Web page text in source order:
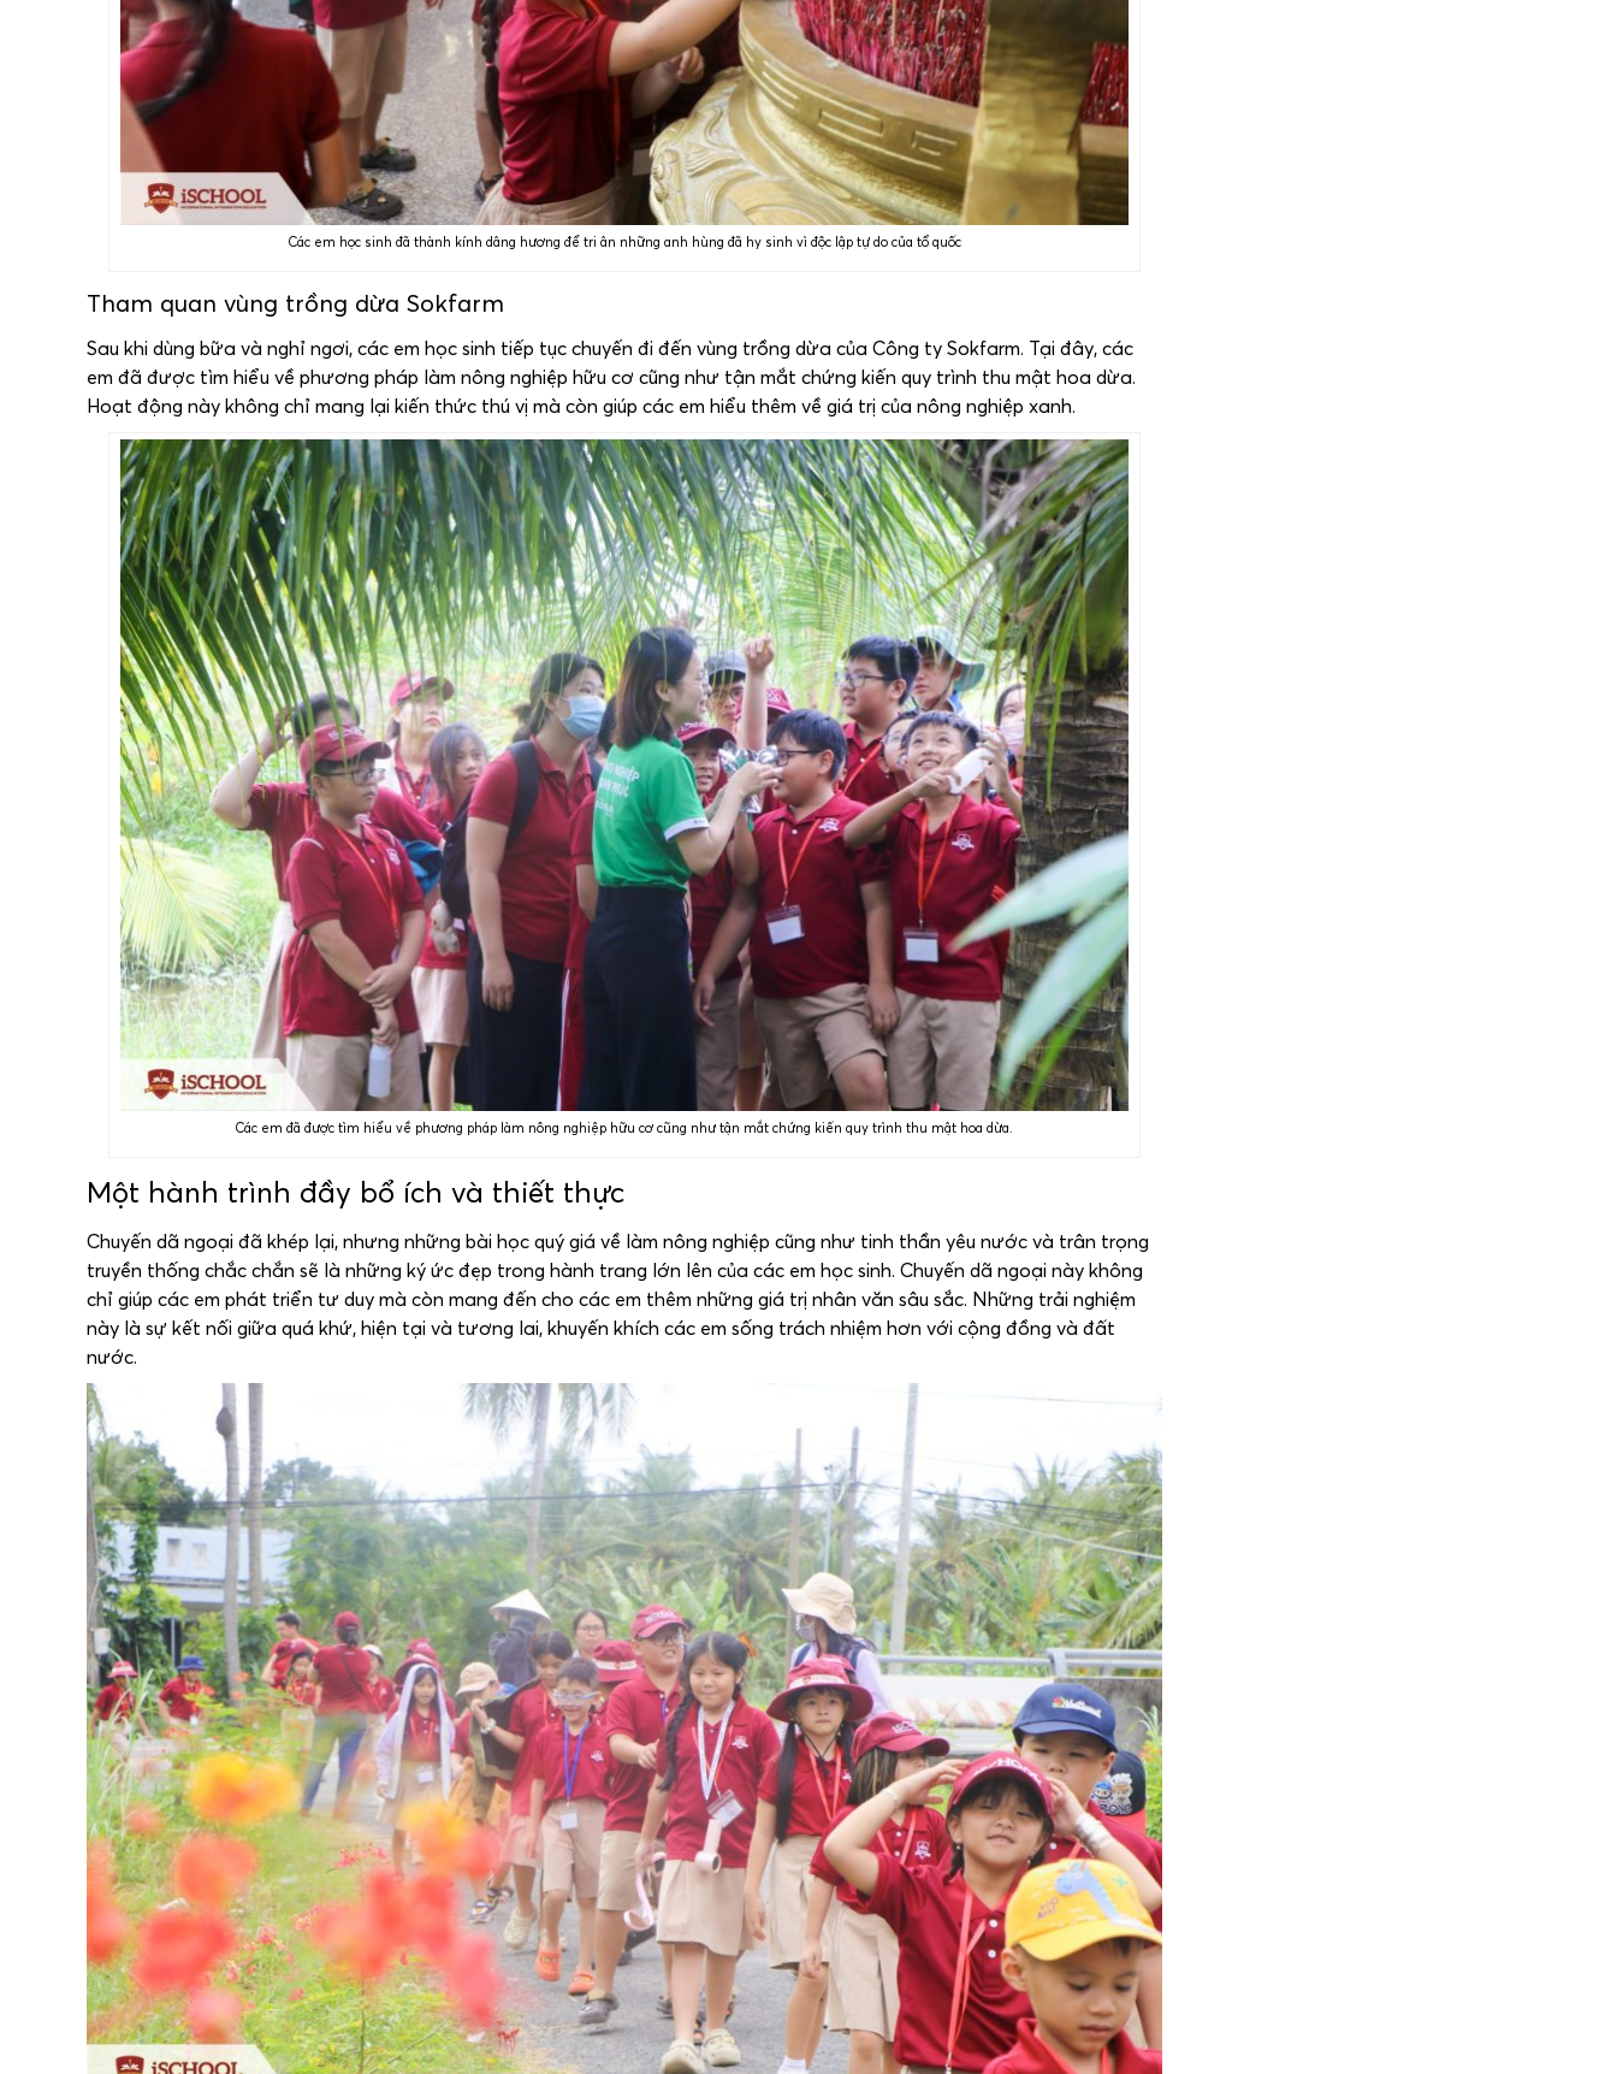
Các em học sinh đã thành kính dâng hương để tri ân những anh hùng đã hy sinh vì độc lập tự do của tổ quốc
Tham quan vùng trồng dừa Sokfarm
Sau khi dùng bữa và nghỉ ngơi, các em học sinh tiếp tục chuyến đi đến vùng trồng dừa của Công ty Sokfarm. Tại đây, các
em đã được tìm hiểu về phương pháp làm nông nghiệp hữu cơ cũng như tận mắt chứng kiến quy trình thu mật hoa dừa.
Hoạt động này không chỉ mang lại kiến thức thú vị mà còn giúp các em hiểu thêm về giá trị của nông nghiệp xanh.
Các em đã được tìm hiểu về phương pháp làm nông nghiệp hữu cơ cũng như tận mắt chứng kiến quy trình thu mật hoa dừa.
Một hành trình đầy bổ ích và thiết thực
Chuyến dã ngoại đã khép lại, nhưng những bài học quý giá về làm nông nghiệp cũng như tinh thần yêu nước và trân trọng
truyền thống chắc chắn sẽ là những ký ức đẹp trong hành trang lớn lên của các em học sinh. Chuyến dã ngoại này không
chỉ giúp các em phát triển tư duy mà còn mang đến cho các em thêm những giá trị nhân văn sâu sắc. Những trải nghiệm
này là sự kết nối giữa quá khứ, hiện tại và tương lai, khuyến khích các em sống trách nhiệm hơn với cộng đồng và đất
nước.